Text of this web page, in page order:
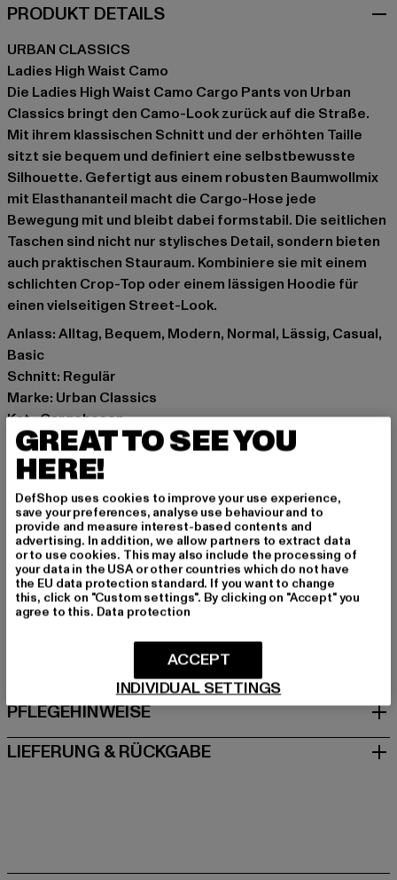
PRODUKT DETAILS
URBAN CLASSICS
Ladies High Waist Camo
Die Ladies High Waist Camo Cargo Pants von Urban
Classics bringt den Camo-Look zurück auf die Straße.
Mit ihrem klassischen Schnitt und der erhöhten Taille
sitzt sie bequem und definiert eine selbstbewusste
Silhouette. Gefertigt aus einem robusten Baumwollmix
mit Elasthananteil macht die Cargo-Hose jede
Bewegung mit und bleibt dabei formstabil. Die seitlichen
Taschen sind nicht nur stylisches Detail, sondern bieten
auch praktischen Stauraum. Kombiniere sie mit einem
schlichten Crop-Top oder einem lässigen Hoodie für
einen vielseitigen Street-Look.
Anlass: Alltag, Bequem, Modern, Normal, Lässig, Casual,
Basic
Schnitt: Regulär
Marke: Urban Classics
Kat.: Cargohosen
Farbe: violet, beige
Hersteller Farbe: lilaccamo
Materialzusammensetzung: 98% Baumwolle, 2%
Elasthan
Art.Nr: TB3047-03676
Hersteller: TB International GmbH |info@tbint.de
Dr.-Robert-Murjahn-Straße 7 | 64372 Ober-Ramstadt |
DE
GRÖSSE & PASSFORM
PFLEGEHINWEISE
LIEFERUNG & RÜCKGABE
GREAT TO SEE YOU
HERE!
DefShop uses cookies to improve your use experience,
save your preferences, analyse use behaviour and to
provide and measure interest-based contents and
advertising. In addition, we allow partners to extract data
or to use cookies. This may also include the processing of
your data in the USA or other countries which do not have
the EU data protection standard. If you want to change
this, click on "Custom settings". By clicking on "Accept" you
agree to this. Data protection
INDIVIDUAL SETTINGS
ACCEPT